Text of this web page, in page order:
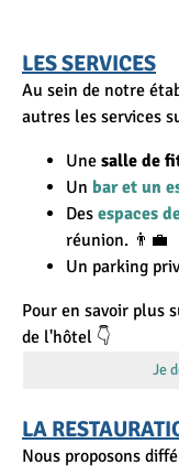
LES SERVICES
Au sein de notre
autres les services
Une salle de
Un bar et un
Des espaces
réunion. 👨‍💼
Un parking
Pour en savoir plus
de l'hôtel 👇
Je
LA
Nous proposons